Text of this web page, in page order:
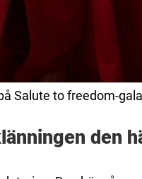
Salute to freedom-
den